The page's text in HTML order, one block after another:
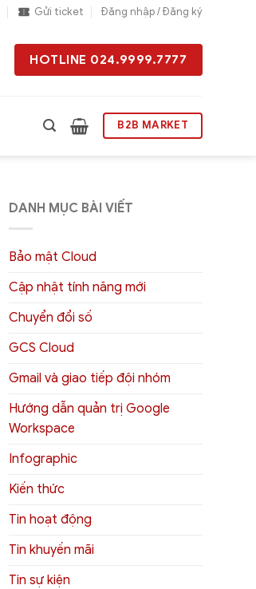
Gửi ticket Đăng nhập / Đăng ký
HOTLINE 024.9999.7777
B2B MARKET
DANH MỤC BÀI VIẾT
Bảo mật Cloud
Cập nhật tính năng mới
Chuyển đổi số
GCS Cloud
Gmail và giao tiếp đội nhóm
Hướng dẫn quản trị Google
Workspace
Infographic
Kiến thức
Tin hoạt động
Tin khuyến mãi
Tin sự kiện